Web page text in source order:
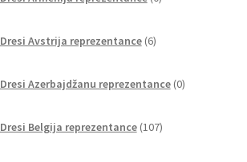
izdelkov
Dresi Avstrija reprezentance 6izdelkov
Dresi Azerbajdžanu reprezentance 0izdelkov
Dresi Belgija reprezentance 107izdelkov